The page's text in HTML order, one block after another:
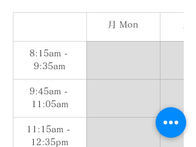
月 Mon
8:15am -
9:35am
9:45am -
11:05am
11:15am -
12:35pm